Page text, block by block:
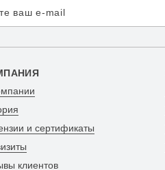
и сертификаты
клиентов